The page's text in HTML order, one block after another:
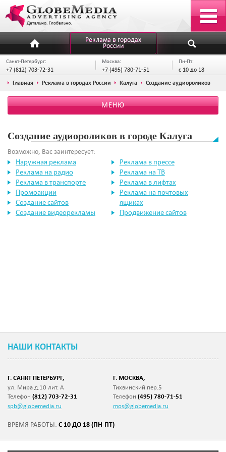
Реклама в городах
России
Санкт-Петербург:
+7 (812) 703-72-31
Москва:
+7 (495) 780-71-51
Пн-Пт:
с 10 до 18
Главная Реклама в городах России Калуга Создание аудиороликов
МЕНЮ
Создание аудиороликов в городе Калуга
Возможно, Вас заинтересует:
Наружная реклама
Реклама на радио
Реклама в транспорте
Промоакции
Создание сайтов
Создание видеорекламы
Реклама в прессе
Реклама на ТВ
Реклама в лифтах
Реклама на почтовых
ящиках
Продвижение сайтов
НАШИ КОНТАКТЫ
Г. САНКТ ПЕТЕРБУРГ,
ул. Мира д.10 лит. А
Телефон (812) 703-72-31
spb@globemedia.ru
Г. МОСКВА,
Тихвинский пер.5
Телефон (495) 780-71-51
mos@globemedia.ru
ВРЕМЯ РАБОТЫ: С 10 ДО 18 (ПН-ПТ)